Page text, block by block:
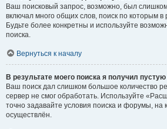
Ваш поисковый запрос, возможно, был
включал много общих слов, поиск по которым в
Будьте более конкретны и используйте
поиска.
Вернуться к началу
В результате моего поиска я получил
Ваш поиск дал слишком большое количество
сервер не смог обработать. Используйте
точно задавайте условия поиска и форумы, на
осуществлён.